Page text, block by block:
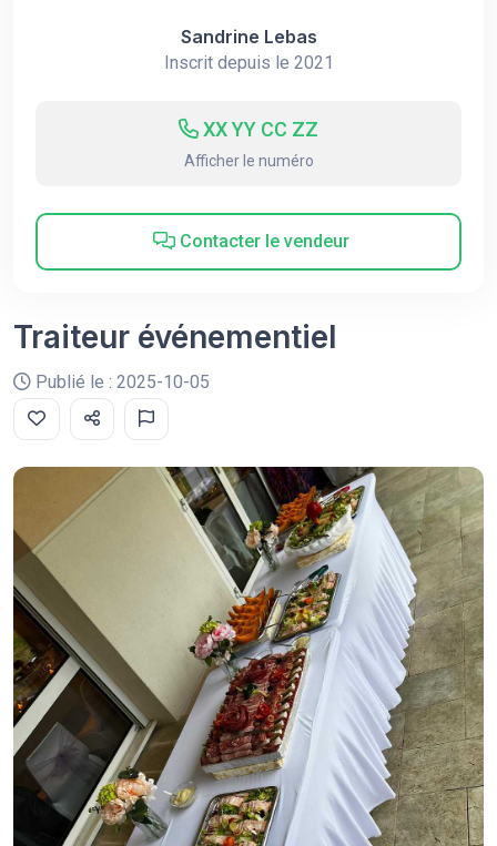
Sandrine Lebas
Inscrit depuis le 2021
XX YY CC ZZ
Afficher le numéro
Contacter le vendeur
Traiteur événementiel
Publié le : 2025-10-05